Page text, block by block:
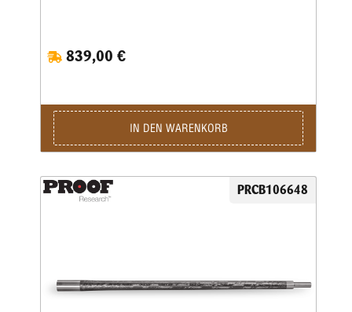
839,00 €
IN DEN WARENKORB
PRCB106648